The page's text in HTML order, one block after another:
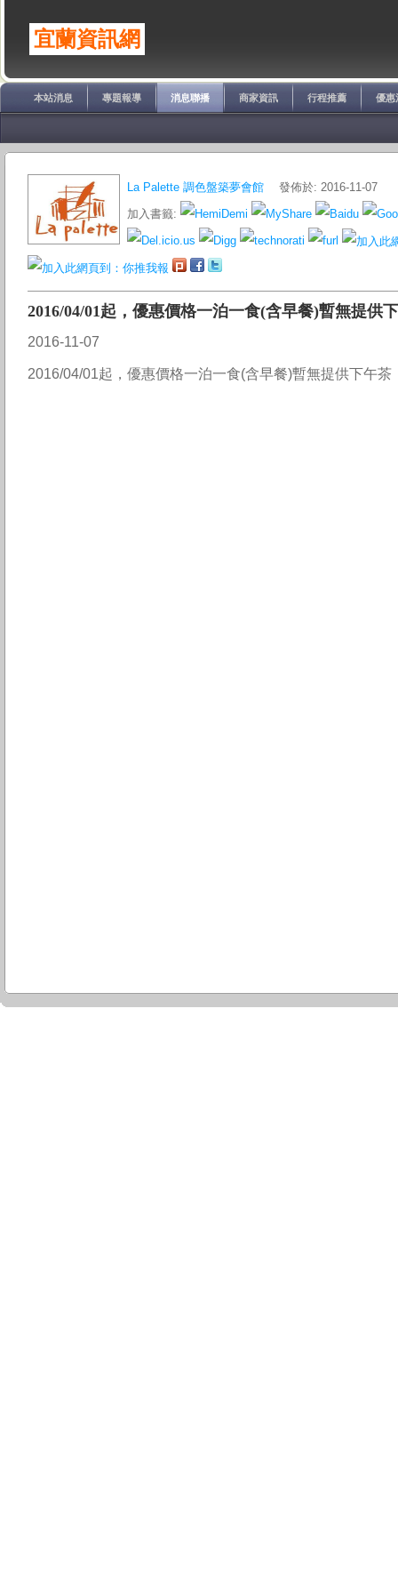
宜蘭資訊網
本站消息 專題報導 消息聯播 商家資訊 行程推薦 優惠
La Palette 調色盤築夢會館
發佈於: 2016-11-07
加入書籤:
2016/04/01起，優惠價格一泊一食(含早餐)暫無提供
2016-11-07
2016/04/01起，優惠價格一泊一食(含早餐)暫無提供下午茶